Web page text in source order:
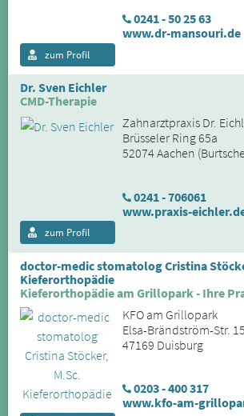
0241 - 50 25 63
www.dr-mansouri.de
zum Profil
Dr. Sven Eichler
CMD-Therapie
Zahnarztpraxis Dr.
Brüsseler Ring 65a
52074 Aachen
0241 - 706061
www.praxis-
zum Profil
doctor-medic stomatolog Cristina
Kieferorthopädie
Kieferorthopädie am Grillopark - Ihre
KFO am Grillopark
Elsa-Brändström-Str. 15
47169 Duisburg
0203 - 400 317
www.kfo-am-